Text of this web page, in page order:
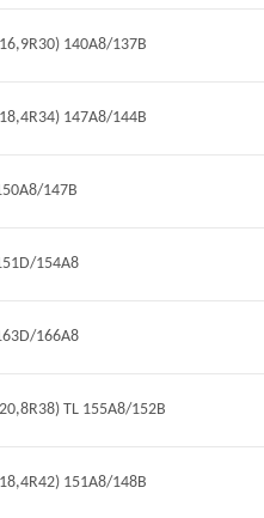
140A8/137B
147A8/144B
147B
154A8
166A8
TL 155A8/152B
151A8/148B